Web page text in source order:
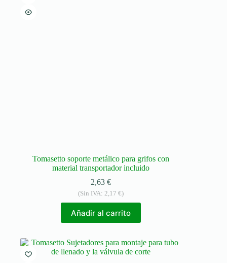
Tomasetto soporte metálico para grifos con
material transportador incluido
2,63€
(Sin IVA:2,17€)
Añadir al carrito